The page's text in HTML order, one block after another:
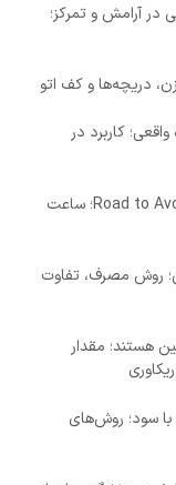
در آرامش و تمرکز؛
دریچه‌ها و کف اتو
کاربرد در
سریال قصه‌های جزیره؛ داستان و بازیگران Road to Avonlea؛ ساعت
روش مصرف، تفاوت
هستند؛ مقدار
سود؛ روش‌های